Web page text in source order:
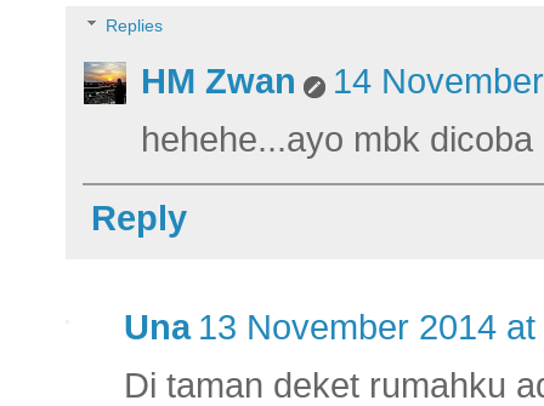
Replies
HM Zwan
14
hehehe...ayo mbk dicoba
Reply
Una 13 November 2014
Di taman deket rumahku